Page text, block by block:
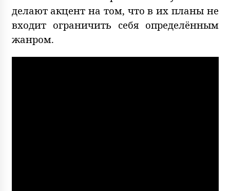
делают акцент на том, что в их планы не
входит ограничить себя определённым
жанром.